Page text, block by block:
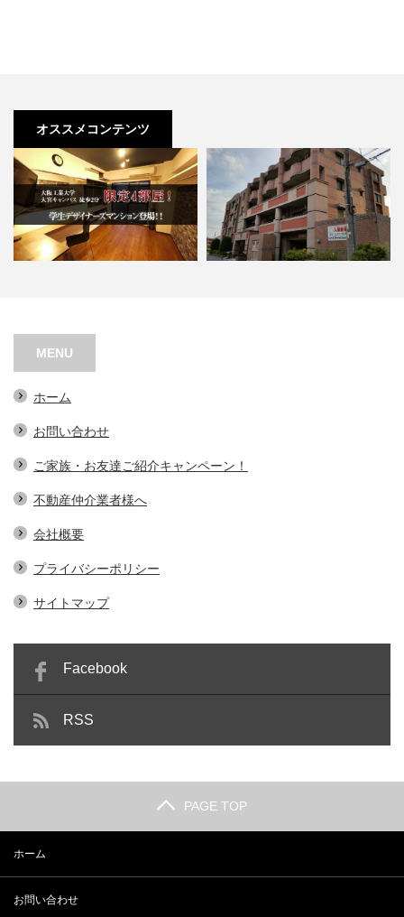
オススメコンテンツ
ウェステリア中宮
MENU
ホーム
お問い合わせ
ご家族・お友達ご紹介キャンペーン！
不動産仲介業者様へ
会社概要
プライバシーポリシー
サイトマップ
Facebook
RSS
PAGE TOP
ホーム
お問い合わせ